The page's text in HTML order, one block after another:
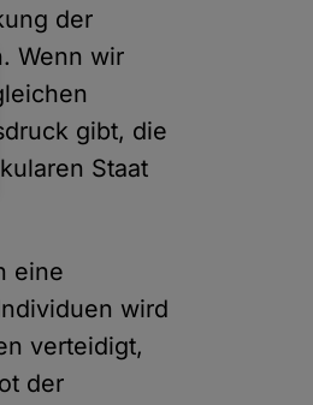
der
Wenn wir
gibt, die
Staat
eine
wird
verteidigt,
der